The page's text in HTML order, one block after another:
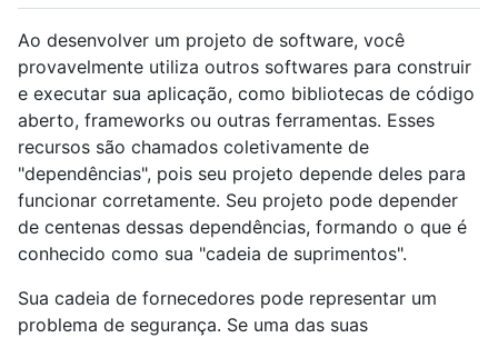
Ao desenvolver um projeto de software, você
provavelmente utiliza outros softwares para construir
e executar sua aplicação, como bibliotecas de código
aberto, frameworks ou outras ferramentas. Esses
recursos são chamados coletivamente de
"dependências", pois seu projeto depende deles para
funcionar corretamente. Seu projeto pode depender
de centenas dessas dependências, formando o que é
conhecido como sua "cadeia de suprimentos".
Sua cadeia de fornecedores pode representar um
problema de segurança. Se uma das suas